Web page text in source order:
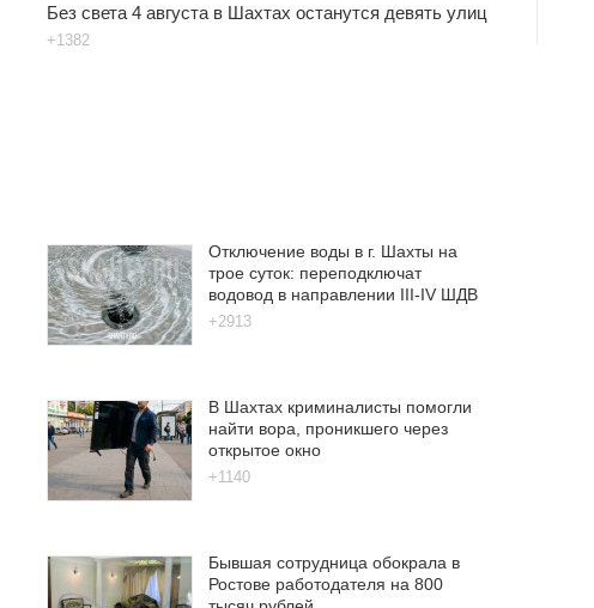
Без света 4 августа в Шахтах останутся девять улиц
+1382
Отключение воды в г. Шахты на
трое суток: переподключат
водовод в направлении III-IV ШДВ
+2913
В Шахтах криминалисты помогли
найти вора, проникшего через
открытое окно
+1140
Бывшая сотрудница обокрала в
Ростове работодателя на 800